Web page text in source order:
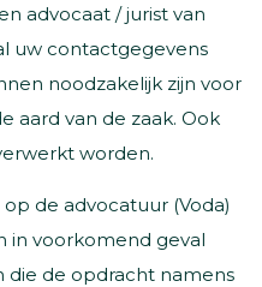
advocaat / jurist van
uw contactgegevens
noodzakelijk zijn voor
aard van de zaak. Ook
worden.
de advocatuur (Voda)
in voorkomend geval
die de opdracht namens